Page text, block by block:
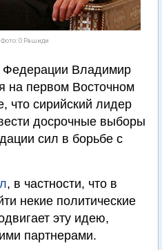
Фото: О.Рашиди
Федерации Владимир
на первом Восточном
что сирийский лидер
досрочные выборы
сил в борьбе с
, в частности, что в
некие политические
эту идею,
партнерами.